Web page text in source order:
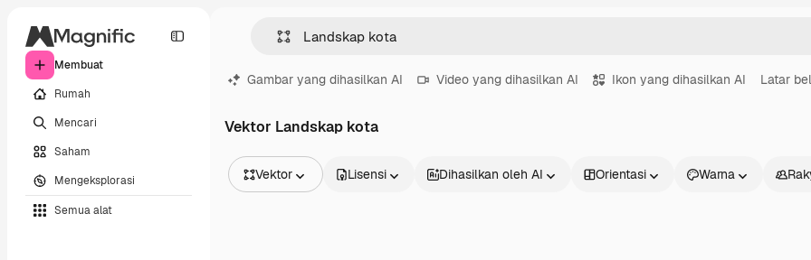
Membuat
Rumah
Mencari
Saham
Mengeksplorasi
Semua alat
Gambar yang dihasilkan AI Video yang dihasilkan AI Ikon yang dihasilkan AI Latar
Vektor Landskap kota
Vektor Lisensi Dihasilkan oleh AI Orientasi Warna